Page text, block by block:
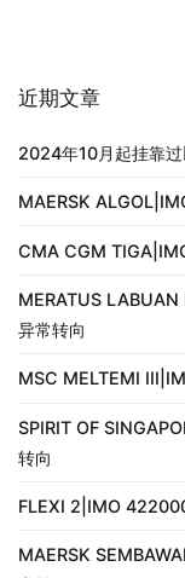
近期文章
2024年10月起挂靠
MAERSK
CMA CGM
MERATUS
异常转向
MSC MELTEMI
SPIRIT OF
转向
FLEXI 2|IMO
MAERSK